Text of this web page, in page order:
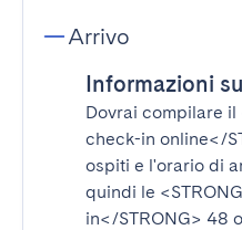
Arrivo
Informazioni
Dovrai compilare il
check-in online</
ospiti e l'orario di
quindi le
in</STRONG> 48